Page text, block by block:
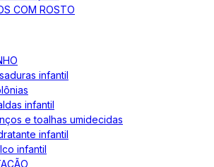
COM ROSTO
infantil
infantil
e toalhas umidecidas
infantil
infantil